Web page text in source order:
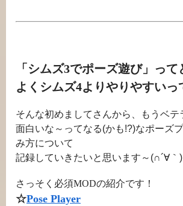
「シムズ3でポーズ遊び」って
よくシムズ4よりやりやすいっ
そんな初めましてさんから、もうベテ
面白いな～ってなる(かも!?)なポーズ
み方について
記録していきたいと思います～(∩´∀｀
さっそく必須MODの紹介です！
☆Pose Player